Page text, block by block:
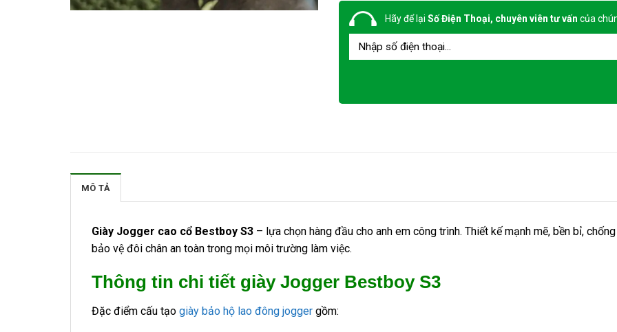
Hãy để lại Số Điện Thoại, chuyên viên tư vấn của
MÔ TẢ
Giày Jogger cao cổ Bestboy S3 – lựa chọn hàng đầu cho anh em công trình. Thiết kế mạnh mẽ, bền bỉ,
bảo vệ đôi chân an toàn trong mọi môi trường làm việc.
Thông tin chi tiết giày Jogger Bestboy S3
Đặc điểm cấu tạo giày bảo hộ lao đông jogger gồm: